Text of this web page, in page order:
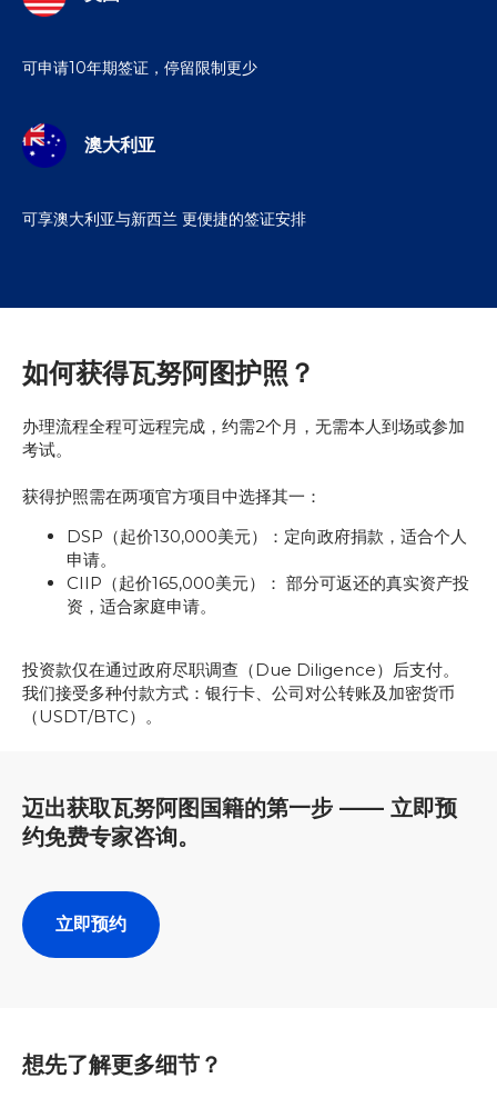
可申请10年期签证，停留限制更少
澳大利亚
可享澳大利亚与新西兰 更便捷的签证安排
如何获得瓦努阿图护照？
办理流程全程可远程完成，约需2个月，无需本人到场或参加
考试。
获得护照需在两项官方项目中选择其一：
DSP（起价130,000美元）：定向政府捐款，适合个人
申请。
CIIP（起价165,000美元）： 部分可返还的真实资产投
资，适合家庭申请。
投资款仅在通过政府尽职调查（Due Diligence）后支付。
我们接受多种付款方式：银行卡、公司对公转账及加密货币
（USDT/BTC）。
迈出获取瓦努阿图国籍的第一步 —— 立即预
约免费专家咨询。
立即预约
想先了解更多细节？